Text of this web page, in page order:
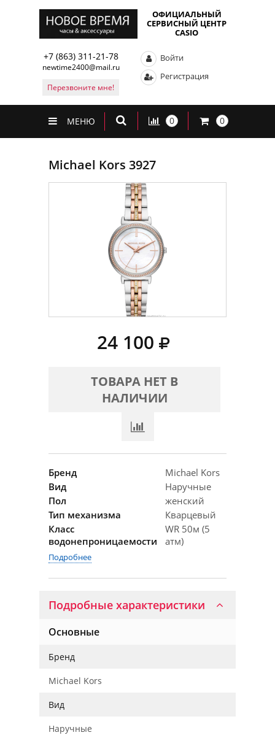
ОФИЦИАЛЬНЫЙ
СЕРВИСНЫЙ ЦЕНТР
CASIO
+7 (863) 311-21-78
newtime2400@mail.ru
Перезвоните мне!
Войти
Регистрация
МЕНЮ 0 0
Michael Kors 3927
24 100
ТОВАРА НЕТ В
НАЛИЧИИ
Бренд
Michael Kors
Вид
Наручные
Пол
женский
Тип механизма
Кварцевый
Класс
водонепроницаемости
WR 50м (5
атм)
Подробнее
Подробные характеристики
Основные
Бренд
Michael Kors
Вид
Наручные